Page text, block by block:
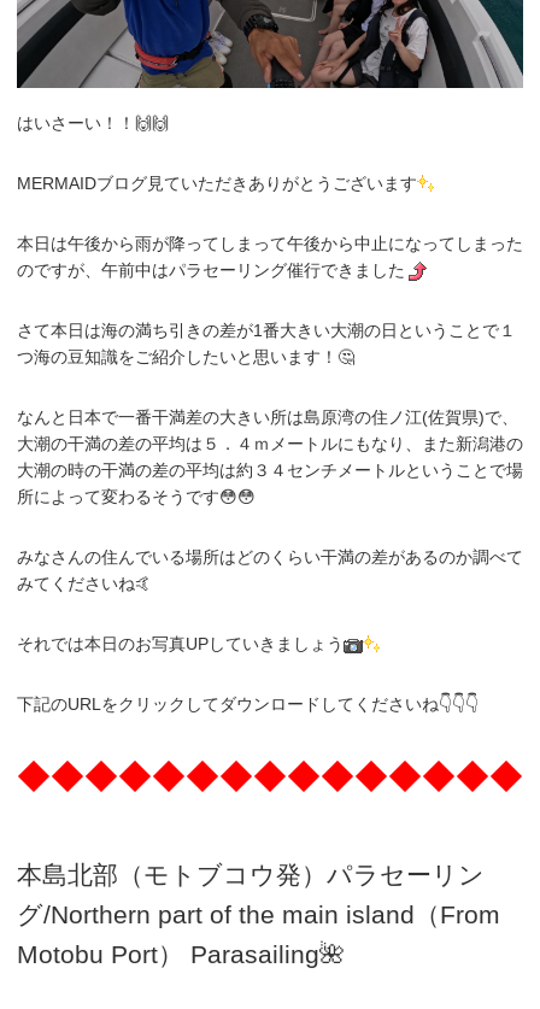
はいさーい！！🙌🙌
MERMAIDブログ見ていただきありがとうございます
本日は午後から雨が降ってしまって午後から中止になってしまった
のですが、午前中はパラセーリング催行できました
さて本日は海の満ち引きの差が1番大きい大潮の日ということで１
つ海の豆知識をご紹介したいと思います！🤔
なんと日本で一番干満差の大きい所は島原湾の住ノ江(佐賀県)で、
大潮の干満の差の平均は５．４ｍメートルにもなり、また新潟港の
大潮の時の干満の差の平均は約３４センチメートルということで場
所によって変わるそうです😳😳
みなさんの住んでいる場所はどのくらい干満の差があるのか調べて
みてくださいね🤙
それでは本日のお写真UPしていきましょう
下記のURLをクリックしてダウンロードしてくださいね👇👇👇
◆◆◆◆◆◆◆◆◆◆◆◆◆◆◆
本島北部（モトブコウ発）パラセーリン
グ/Northern part of the main island（From
Motobu Port）
Parasailing🌺